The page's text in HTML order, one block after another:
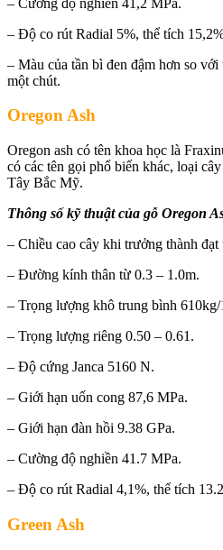
– Độ co rút Radial 5%, thể tích
– Màu của tần bì đen đậm hơn so
một chút.
Oregon Ash
Oregon ash có tên khoa học là
có các tên gọi phổ biến khác, loại
Tây Bắc Mỹ.
Thông số kỹ thuật của gỗ Oregon
– Chiều cao cây khi trưởng thành đạt
– Đường kính thân từ 0.3 – 1.0m.
– Trọng lượng khô trung bình 610kg/
– Trọng lượng riêng 0.50 – 0.61.
– Độ cứng Janca 5160 N.
– Giới hạn uốn cong 87,6 MPa.
– Giới hạn đàn hồi 9.38 GPa.
– Cường độ nghiền 41.7 MPa.
– Độ co rút Radial 4,1%, thể tích
Green Ash